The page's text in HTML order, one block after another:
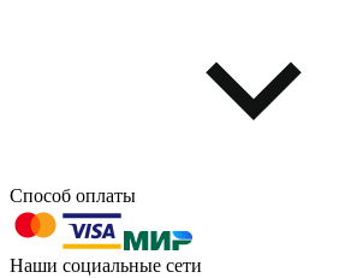
603004, г. Нижний Новгород,
Способ оплаты
Наши социальные сети